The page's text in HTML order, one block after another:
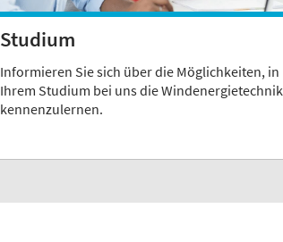
Studium
Informieren Sie sich über die Möglichkeiten, in
Ihrem Studium bei uns die Windenergietechnik
kennenzulernen.